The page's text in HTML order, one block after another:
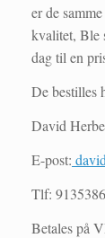
er de
kvalitet, Ble
dag til en
De bestilles
David
E-post:
Tlf:
Betales på